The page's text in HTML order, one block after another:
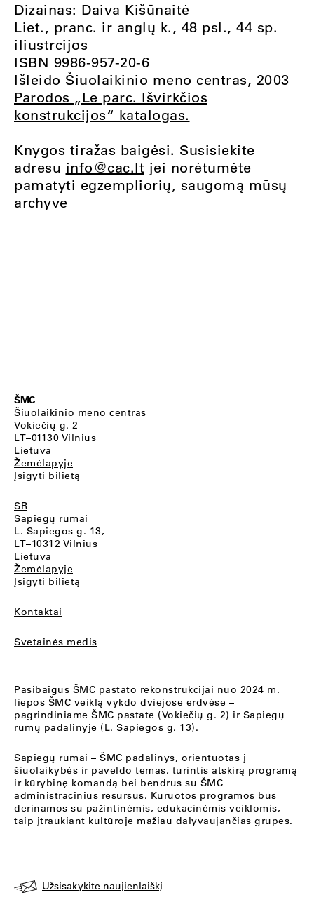
Dizainas: Daiva Kišūnaitė
Liet., pranc. ir anglų k., 48 psl., 44 sp.
iliustrcijos
ISBN 9986-957-20-6
Išleido Šiuolaikinio meno centras, 2003
Parodos „Le parc. Išvirkčios
konstrukcijos“ katalogas.
Knygos tiražas baigėsi. Susisiekite
adresu info@cac.lt jei norėtumėte
pamatyti egzempliorių, saugomą mūsų
archyve
ŠMC
Šiuolaikinio meno centras
Vokiečių g. 2
LT–01130 Vilnius
Lietuva
Žemėlapyje
Įsigyti bilietą
SR
Sapiegų rūmai
L. Sapiegos g. 13,
LT–10312 Vilnius
Lietuva
Žemėlapyje
Įsigyti bilietą
Kontaktai
Svetainės medis
Pasibaigus ŠMC pastato rekonstrukcijai nuo 2024 m.
liepos ŠMC veiklą vykdo dviejose erdvėse –
pagrindiniame ŠMC pastate (Vokiečių g. 2) ir Sapiegų
rūmų padalinyje (L. Sapiegos g. 13).
Sapiegų rūmai – ŠMC padalinys, orientuotas į
šiuolaikybės ir paveldo temas, turintis atskirą programą
ir kūrybinę komandą bei bendrus su ŠMC
administracinius resursus. Kuruotos programos bus
derinamos su pažintinėmis, edukacinėmis veiklomis,
taip įtraukiant kultūroje mažiau dalyvaujančias grupes.
Užsisakykite naujienlaiškį